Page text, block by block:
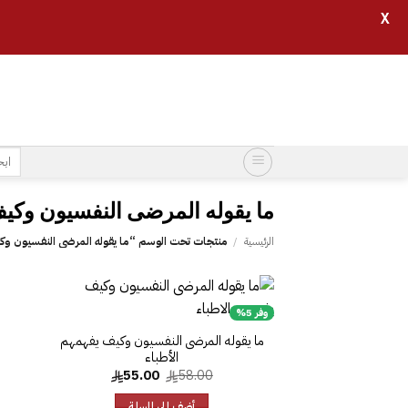
البحث
عن:
الرئيسية / منتجات تحت الوسم “‎ما يقوله المرضى النفسيون وكيف يفهمهم الأطباء”
وفر 5%
إلى
قائمة
‎ما يقوله المرضى النفسيون وكيف يفهمهم
الأطباء
58.00
السعر
هو:
55.00 السعر
الحالي
X